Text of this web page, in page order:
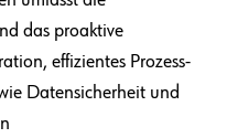
das proaktive
effizientes Prozess-
Datensicherheit und